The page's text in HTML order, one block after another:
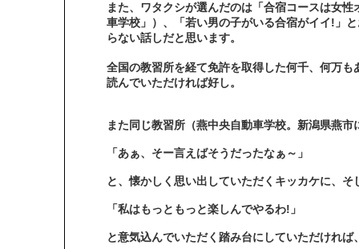
また、ワタクシが選んだのは「合宿コースは女
車学校」）、「若い男の子がいる合宿がイイ!」
らない話しだと思います。
全国の教習所を経て免許を取得した何千、何万
読んでいただければ好し。
また同じ教習所（燕中央自動車学校。新潟県燕
「あぁ、そー言えばそうだったなぁ～」
と、懐かしく思い出していただくキッカケに、
「私はもっともっと楽しんでやるわ!」
と意気込んでいただく踏み台にしていただければ